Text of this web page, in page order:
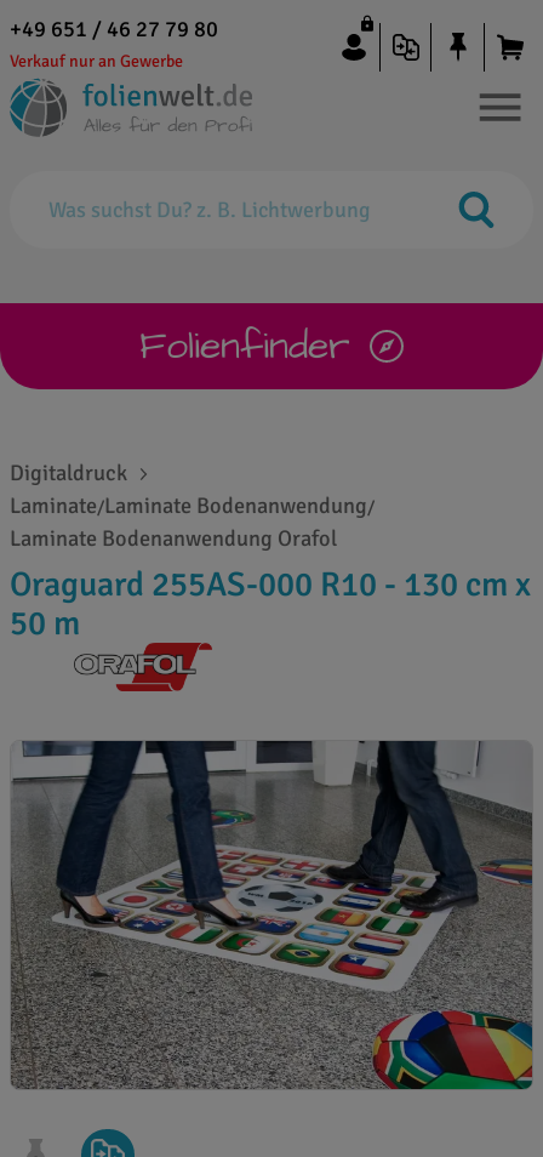
+49 651 / 46 27 79 80
Verkauf nur an Gewerbe
Folienfinder
Digitaldruck
Laminate/Laminate Bodenanwendung/
Laminate Bodenanwendung Orafol
Oraguard 255AS-000 R10 - 130 cm x
50 m